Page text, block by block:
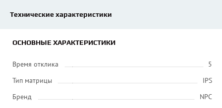
Технические характеристики
ОСНОВНЫЕ ХАРАКТЕРИСТИКИ
Время отклика
5
Тип матрицы
IPS
Бренд
NPC